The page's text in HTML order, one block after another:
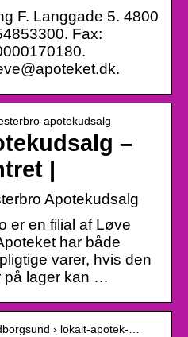
F. Langgade 5. 4800
Fax:
apotekudsalg
–
|
Apotekudsalg
er en filial af Løve
har både
varer, hvis den
på lager kan …
› lokalt-apotek-…